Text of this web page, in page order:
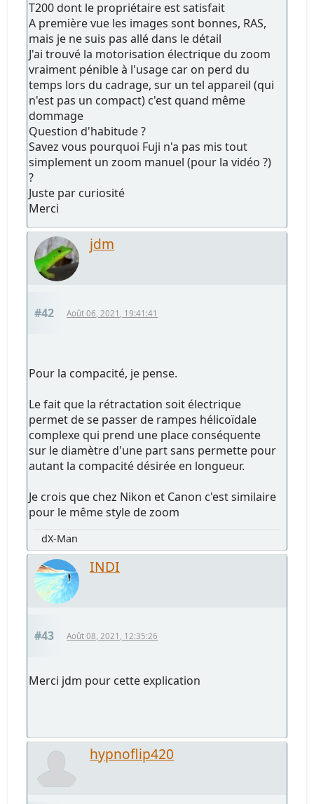
T200 dont le propriétaire est satisfait
A première vue les images sont bonnes, RAS,
mais je ne suis pas allé dans le détail
J'ai trouvé la motorisation électrique du zoom
vraiment pénible à l'usage car on perd du
temps lors du cadrage, sur un tel appareil (qui
n'est pas un compact) c'est quand même
dommage
Question d'habitude ?
Savez vous pourquoi Fuji n'a pas mis tout
simplement un zoom manuel (pour la vidéo ?)
?
Juste par curiosité
Merci
jdm
#42 Août 06, 2021, 19:41:41
Pour la compacité, je pense.
Le fait que la rétractation soit électrique
permet de se passer de rampes hélicoïdale
complexe qui prend une place conséquente
sur le diamètre d'une part sans permette pour
autant la compacité désirée en longueur.
Je crois que chez Nikon et Canon c'est similaire
pour le même style de zoom
dX-Man
INDI
#43 Août 08, 2021, 12:35:26
Merci jdm pour cette explication
hypnoflip420